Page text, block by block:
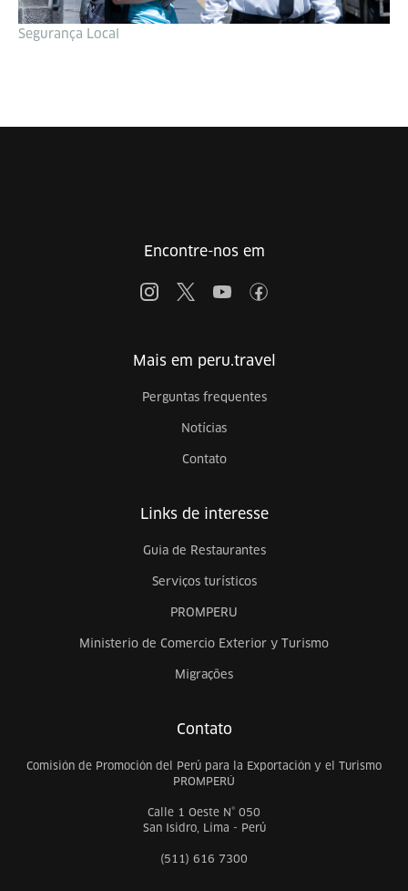
Segurança Local
Encontre-nos em
Mais em peru.travel
Perguntas frequentes
Notícias
Contato
Links de interesse
Guia de Restaurantes
Serviços turísticos
PROMPERU
Ministerio de Comercio Exterior y Turismo
Migrações
Contato
Comisión de Promoción del Perú para la Exportación y el Turismo
PROMPERÚ
Calle 1 Oeste N° 050
San Isidro, Lima - Perú
(511) 616 7300